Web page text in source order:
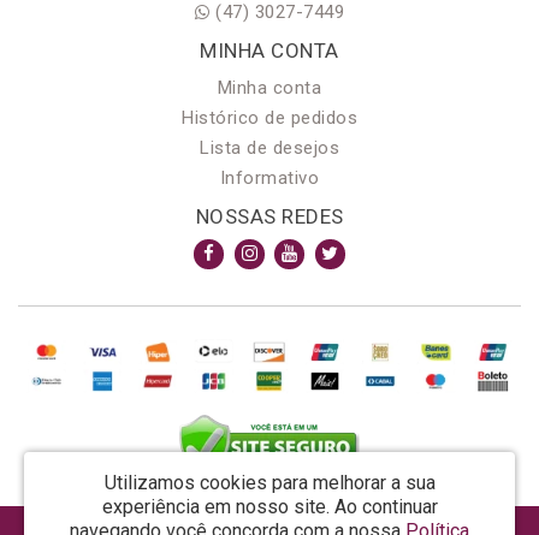
(47) 3027-7449
MINHA CONTA
Minha conta
Histórico de pedidos
Lista de desejos
Informativo
NOSSAS REDES
Utilizamos cookies para melhorar a sua
experiência em nosso site. Ao continuar